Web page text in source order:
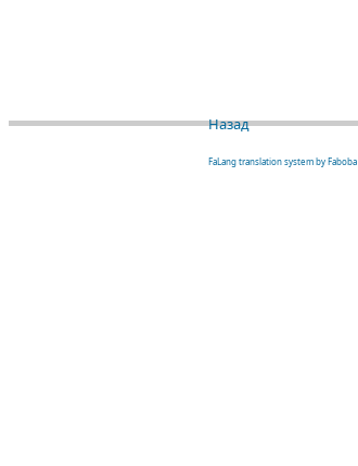
Назад
FaLang translation system by Faboba